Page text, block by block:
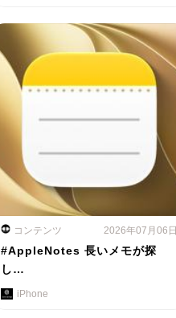
コンテンツ 2026年07月06日
#AppleNotes 長いメモが探
し…
iPhone